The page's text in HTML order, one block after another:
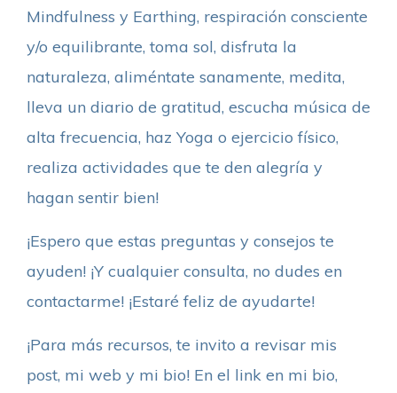
Mindfulness y Earthing, respiración consciente
y/o equilibrante, toma sol, disfruta la
naturaleza, aliméntate sanamente, medita,
lleva un diario de gratitud, escucha música de
alta frecuencia, haz Yoga o ejercicio físico,
realiza actividades que te den alegría y
hagan sentir bien!
¡Espero que estas preguntas y consejos te
ayuden! ¡Y cualquier consulta, no dudes en
contactarme! ¡Estaré feliz de ayudarte!
¡Para más recursos, te invito a revisar mis
post, mi web y mi bio! En el link en mi bio,